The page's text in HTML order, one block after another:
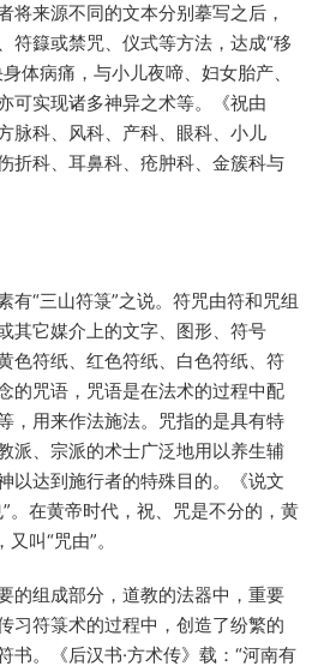
将来源不同的文本分别摹写之后，
符籙或禁咒、仪式等方法，达成“移
体病痛，与小儿夜啼、妇女胎产、
可实现诸多神异之术等。《祝由
脉科、风科、产科、眼科、小儿
折科、耳鼻科、疮肿科、金簇科与
有“三山符箓”之说。符咒由符和咒组
其它媒介上的文字、图形、符号
色符纸、红色符纸、白色符纸、符
的咒语，咒语是在法术的过程中配
，用来作法施法。咒指的是具有特
派、宗派的术士广泛地用以养生辅
以达到施行者的特殊目的。《说文
。在黄帝时代，祝、咒是不分的，黄
叫“咒由”。
的组成部分，道教的法器中，重要
习符箓术的过程中，创造了纷繁的
书。《后汉书·方术传》载：“河南有